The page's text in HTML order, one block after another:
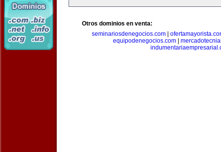
Otros dominios en venta:
seminariosdenegocios.com
equipodenegocios.com|